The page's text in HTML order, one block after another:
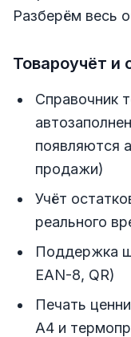
Разберём весь
Товароучёт и
Справочник
появляются
продажи)
Учёт
реального
Поддержка
EAN-8, QR)
Печать
А4 и